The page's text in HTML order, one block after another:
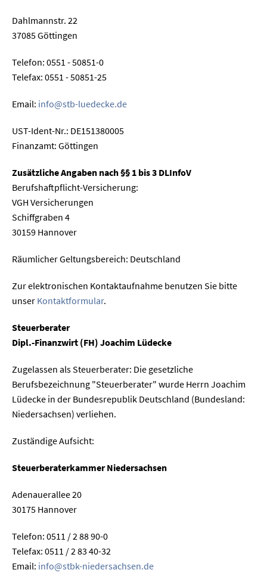
Dahlmannstr. 22
37085 Göttingen
Telefon: 0551 - 50851-0
Telefax: 0551 - 50851-25
Email: info@stb-luedecke.de
UST-Ident-Nr.: DE151380005
Finanzamt: Göttingen
Zusätzliche Angaben nach §§ 1 bis 3 DLInfoV
Berufshaftpflicht-Versicherung:
VGH Versicherungen
Schiffgraben 4
30159 Hannover
Räumlicher Geltungsbereich: Deutschland
Zur elektronischen Kontaktaufnahme benutzen Sie bitte
unser Kontaktformular.
Steuerberater
Dipl.-Finanzwirt (FH) Joachim Lüdecke
Zugelassen als Steuerberater: Die gesetzliche
Berufsbezeichnung "Steuerberater" wurde Herrn Joachim
Lüdecke in der Bundesrepublik Deutschland (Bundesland:
Niedersachsen) verliehen.
Zuständige Aufsicht:
Steuerberaterkammer Niedersachsen
Adenauerallee 20
30175 Hannover
Telefon: 0511 / 2 88 90-0
Telefax: 0511 / 2 83 40-32
Email: info@stbk-niedersachsen.de